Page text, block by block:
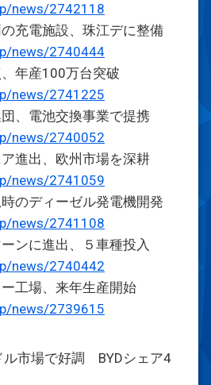
news/2742118
充電施設、珠江デに整備
news/2740444
年産100万台突破
news/2741225
、電池交換事業で提携
news/2740052
進出、欧州市場を深耕
news/2741059
のディーゼル発電機開発
news/2741108
ンに進出、５車種投入
news/2740442
工場、来年生産開始
news/2739615
ル市場で好調 BYDシェア4